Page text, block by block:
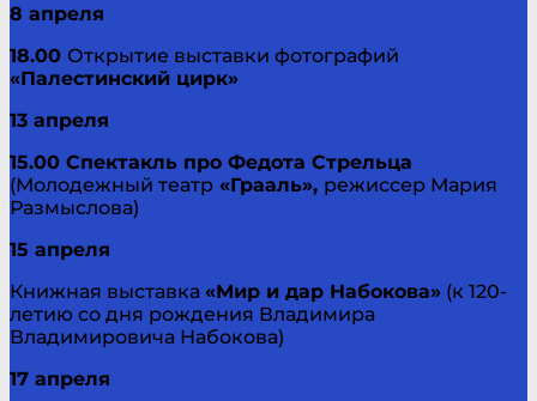
8 апреля
18.00 Открытие выставки фотографий
«Палестинский цирк»
13 апреля
15.00 Спектакль про Федота Стрельца
(Молодежный театр «Грааль», режиссер Мария
Размыслова)
15 апреля
Книжная выставка «Мир и дар Набокова» (к 120-
летию со дня рождения Владимира
Владимировича Набокова)
17 апреля